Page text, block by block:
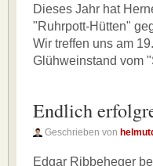
Dieses Jahr hat
"Ruhrpott-Hütten"
Wir treffen uns am
Glühweinstand vom
Endlich
Geschrieben von
Edgar Ribbeheger